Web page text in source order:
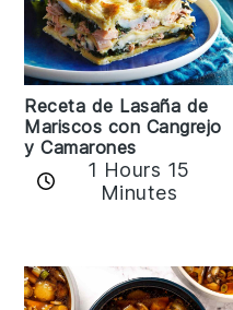
Receta de Lasaña de
Mariscos con Cangrejo
y Camarones
1 Hours 15
Minutes